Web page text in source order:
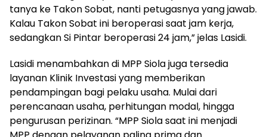
tanya ke Takon Sobat, nanti petugasnya yang jawab.
Kalau Takon Sobat ini beroperasi saat jam kerja,
sedangkan Si Pintar beroperasi 24 jam,” jelas Lasidi.
Lasidi menambahkan di MPP Siola juga tersedia
layanan Klinik Investasi yang memberikan
pendampingan bagi pelaku usaha. Mulai dari
perencanaan usaha, perhitungan modal, hingga
pengurusan perizinan. “MPP Siola saat ini menjadi